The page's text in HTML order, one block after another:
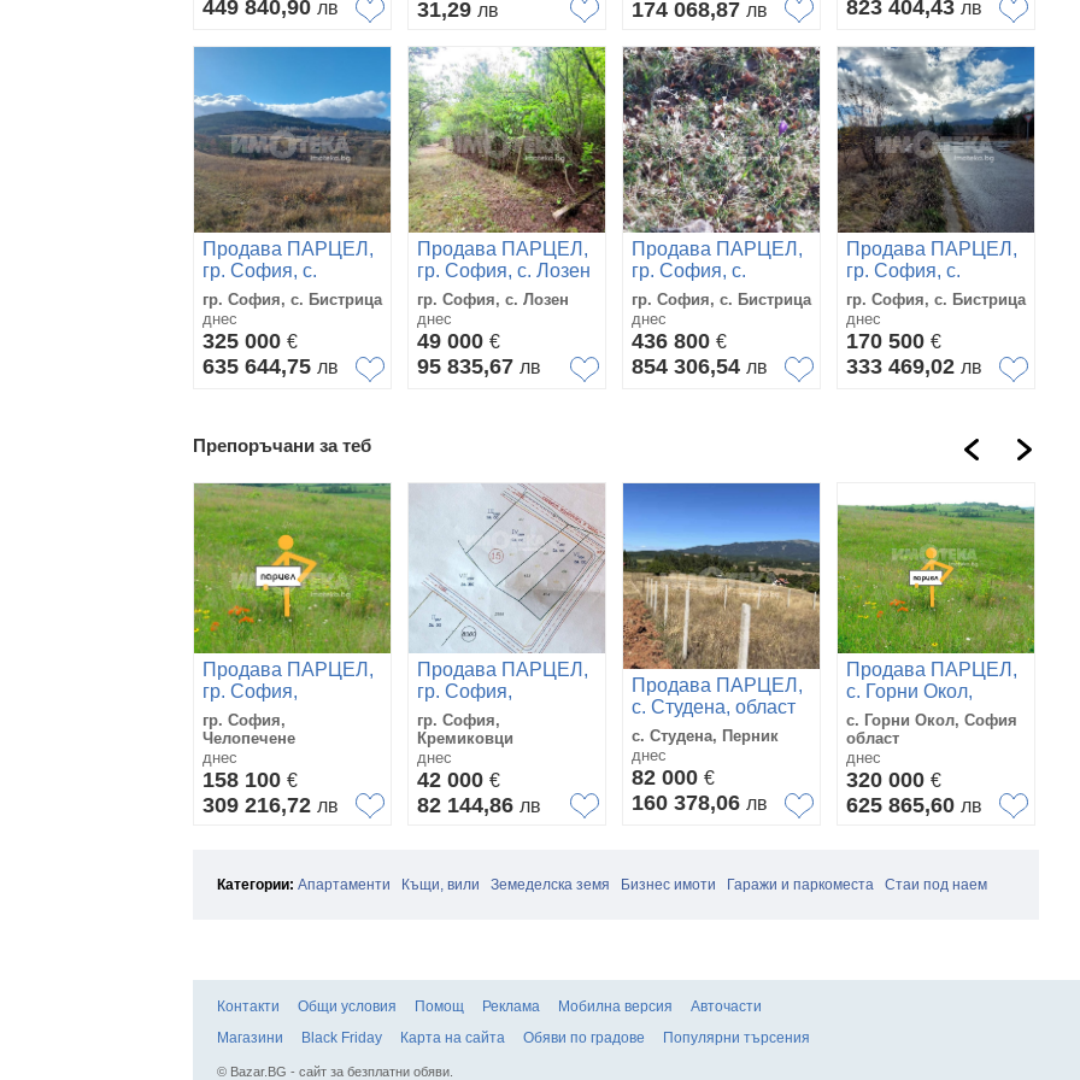
449 840,90 лв 31,29 лв 174 068,87 лв 823 404,43 лв
Продава ПАРЦЕЛ,
гр. София, с.
Бистрица
гр. София, с. Бистрица
днес
325 000 €
635 644,75 лв
Продава ПАРЦЕЛ,
гр. София, с. Лозен
гр. София, с. Лозен
днес
49 000 €
95 835,67 лв
Продава ПАРЦЕЛ,
гр. София, с.
Бистрица
гр. София, с. Бистрица
днес
436 800 €
854 306,54 лв
Продава ПАРЦЕЛ,
гр. София, с.
Бистрица
гр. София, с. Бистрица
днес
170 500 €
333 469,02 лв
Препоръчани за теб
Продава ПАРЦЕЛ,
гр. София,
Челопечене
гр. София,
Челопечене
днес
158 100 €
309 216,72 лв
Продава ПАРЦЕЛ,
гр. София,
Кремиковци
гр. София,
Кремиковци
днес
42 000 €
82 144,86 лв
Продава ПАРЦЕЛ,
с. Студена, област
Перник
с. Студена, Перник
днес
82 000 €
160 378,06 лв
Продава ПАРЦЕЛ,
с. Горни Окол,
област София
област
с. Горни Окол, София
област
днес
320 000 €
625 865,60 лв
Категории: Апартаменти Къщи, вили Земеделска земя Бизнес имоти Гаражи и паркоместа Стаи под наем
Контакти Общи условия Помощ Реклама Мобилна версия
Авточасти
Магазини
Black Friday Карта на сайта Обяви по градове Популярни търсения
© Bazar.BG - сайт за безплатни обяви.